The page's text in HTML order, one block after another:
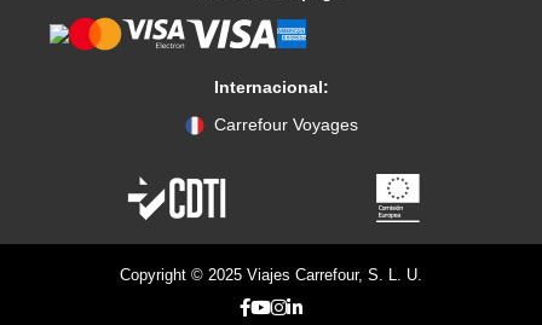
Internacional:
Carrefour Voyages
Copyright © 2025 Viajes Carrefour, S. L. U.